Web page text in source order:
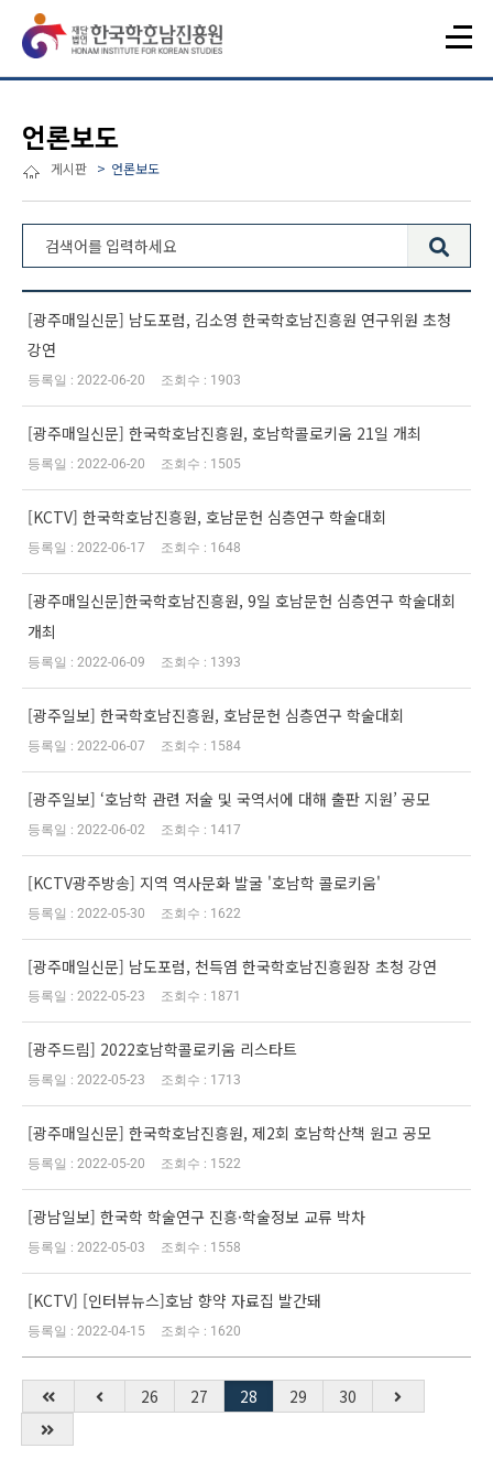
언론보도
게시판 언론보도
전체 399건
[광주매일신문] 남도포럼, 김소영 한국학호남진흥원 연구위원 초청
강연
2022-06-20 1903
[광주매일신문] 한국학호남진흥원, 호남학콜로키움 21일 개최
2022-06-20 1505
[KCTV] 한국학호남진흥원, 호남문헌 심층연구 학술대회
2022-06-17 1648
[광주매일신문]한국학호남진흥원, 9일 호남문헌 심층연구 학술대회
개최
2022-06-09 1393
[광주일보] 한국학호남진흥원, 호남문헌 심층연구 학술대회
2022-06-07 1584
[광주일보] ‘호남학 관련 저술 및 국역서에 대해 출판 지원’ 공모
2022-06-02 1417
[KCTV광주방송] 지역 역사문화 발굴 '호남학 콜로키움'
2022-05-30 1622
[광주매일신문] 남도포럼, 천득염 한국학호남진흥원장 초청 강연
2022-05-23 1871
[광주드림] 2022호남학콜로키움 리스타트
2022-05-23 1713
[광주매일신문] 한국학호남진흥원, 제2회 호남학산책 원고 공모
2022-05-20 1522
[광남일보] 한국학 학술연구 진흥·학술정보 교류 박차
2022-05-03 1558
[KCTV] [인터뷰뉴스]호남 향약 자료집 발간돼
2022-04-15 1620
26 27 28 29 30